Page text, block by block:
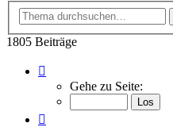
1805 Beiträge
117
von
Gehe zu Seite: